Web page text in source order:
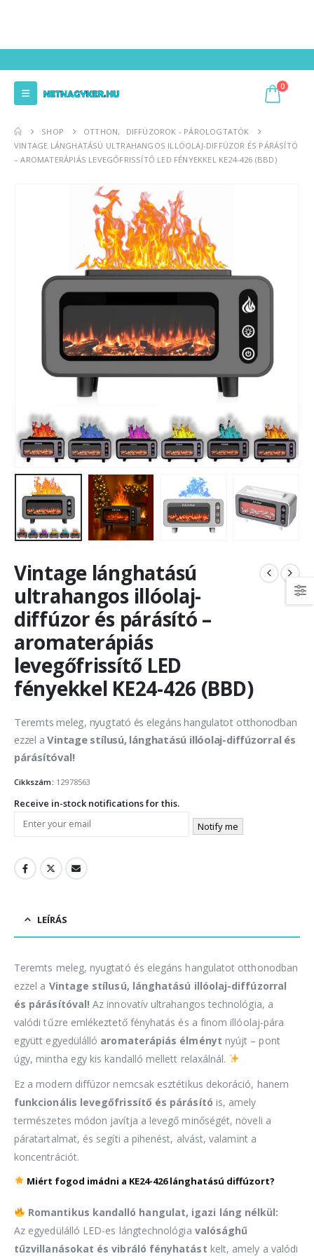
0
SHOP OTTHON,
DIFFÚZOROK - PÁROLOGTATÓK
VINTAGE LÁNGHATÁSÚ ULTRAHANGOS ILLÓOLAJ-DIFFÚZOR ÉS PÁRÁSÍTÓ
– AROMATERÁPIÁS LEVEGŐFRISSÍTŐ LED FÉNYEKKEL KE24-426 (BBD)
Vintage lánghatású
ultrahangos illóolaj-
diffúzor és párásító –
aromaterápiás
levegőfrissítő LED
fényekkel KE24-426 (BBD)
Teremts meleg, nyugtató és elegáns hangulatot otthonodban
ezzel aVintage stílusú, lánghatású illóolaj-diffúzorral és
párásítóval!
Cikkszám: 12978563
Receive in-stock notifications for this.
Notify me
LEÍRÁS
Teremts meleg, nyugtató és elegáns hangulatot otthonodban
ezzel a Vintage stílusú, lánghatású illóolaj-diffúzorral
és párásítóval! Az innovatív ultrahangos technológia, a
valódi tűzre emlékeztető fényhatás és a finom illóolaj-pára
együtt egyedülálló aromaterápiás élményt nyújt – pont
úgy, mintha egy kis kandalló mellett relaxálnál.
Ez a modern diffúzor nemcsak esztétikus dekoráció, hanem
funkcionális levegőfrissítő és párásító is, amely
természetes módon javítja a levegő minőségét, növeli a
páratartalmat, és segíti a pihenést, alvást, valamint a
koncentrációt.
Miért fogod imádni a KE24-426 lánghatású diffúzort?
Romantikus kandalló hangulat, igazi láng nélkül:
Az egyedülálló LED-es lángtechnológia valósághű
tűzvillanásokat és vibráló fényhatást kelt, amely a valódi